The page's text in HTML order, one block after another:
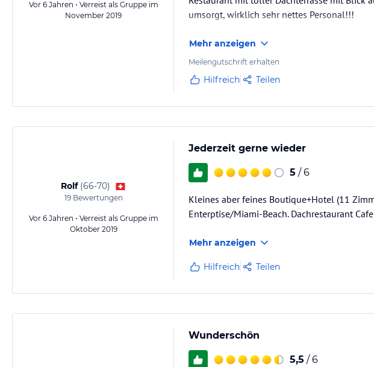
Vor 6 Jahren • Verreist als Gruppe im
November 2019
umsorgt, wirklich sehr nettes Personal!!!
Mehr anzeigen
Meilengutschrift erhalten
Hilfreich Teilen
Rolf (66-70)
19Bewertungen
Vor 6 Jahren • Verreist als Gruppe im
Oktober 2019
Jederzeit gerne wieder
5 / 6
Kleines aber feines Boutique+Hotel (11
Enterptise/Miami-Beach. Dachrestaurant
Mehr anzeigen
Hilfreich Teilen
Wunderschön
5,5 / 6